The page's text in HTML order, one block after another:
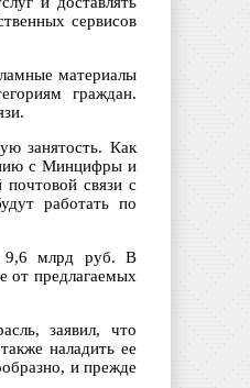
сервисов
материалы
граждан.
занятость. Как
с Минцифры и
связи с
работать по
9,6 млрд руб. В
от предлагаемых
заявил, что
наладить ее
и прежде